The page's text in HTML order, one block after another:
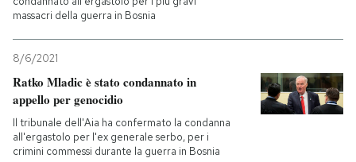
massacri della guerra in Bosnia
8/6/2021
Ratko Mladic è stato condannato in
appello per genocidio
Il tribunale dell'Aia ha confermato la condanna
all'ergastolo per l'ex generale serbo, per i
crimini commessi durante la guerra in Bosnia